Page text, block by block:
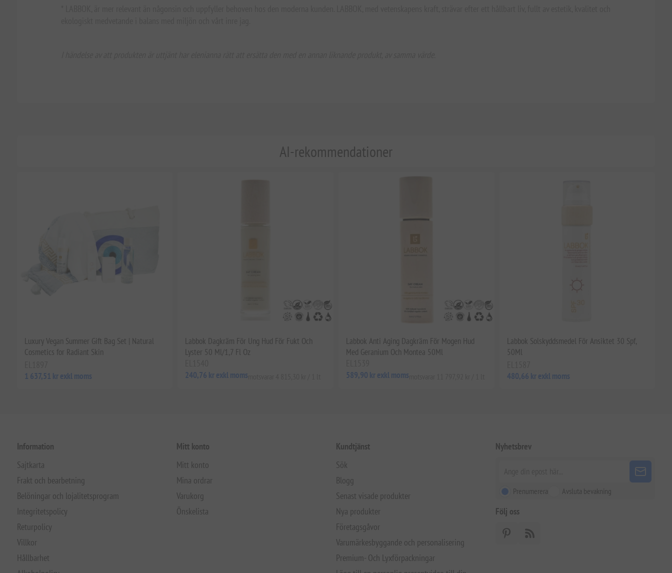
AI-rekommendationer
Luxury Vegan Summer Gift Bag Set | Natural
Cosmetics for Radiant Skin
1 637,51 kr exkl moms
Labbok Dagkräm För Ung Hud För Fukt Och
Lyster 50 Ml/1,7 Fl Oz
240,76 kr exkl moms
Labbok Anti Aging Dagkräm För Mogen Hud
Med Geranium Och Montea 50Ml
589,90 kr exkl moms
Labbok Solskyddsmedel För Ansiktet 30 Spf,
50Ml
480,66 kr exkl moms
Information
Sajtkarta
Frakt och bearbetning
Belöningar och lojalitetsprogram
Integritetspolicy
Returpolicy
Villkor
Hållbarhet
Mitt konto
Mitt konto
Mina ordrar
Varukorg
Önskelista
Kundtjänst
Sök
Blogg
Senast visade produkter
Nya produkter
Företagsgåvor
Varumärkesbyggande och personalisering
Premium- Och Lyxförpackningar
Nyhetsbrev
Prenumerera Avsluta bevakning
Följ oss